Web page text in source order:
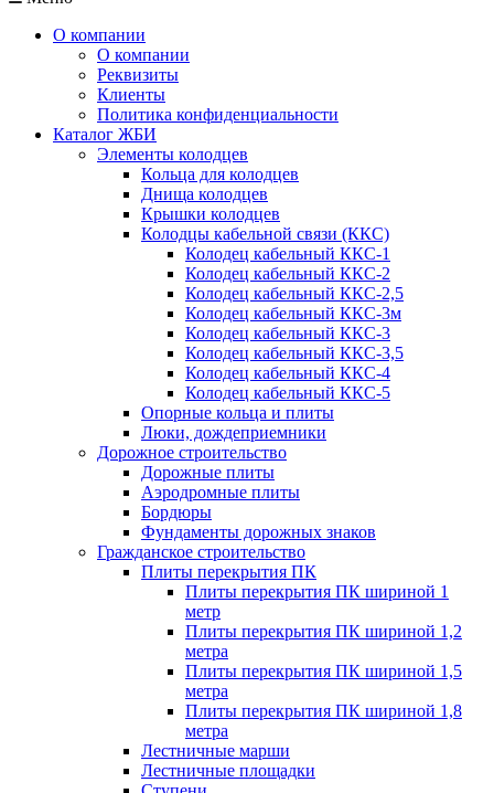
О компании
О компании
Реквизиты
Клиенты
Политика конфиденциальности
Каталог ЖБИ
Элементы колодцев
Кольца для колодцев
Днища колодцев
Крышки колодцев
Колодцы кабельной связи (ККС)
Колодец кабельный ККС-1
Колодец кабельный ККС-2
Колодец кабельный ККС-2,5
Колодец кабельный ККС-3м
Колодец кабельный ККС-3
Колодец кабельный ККС-3,5
Колодец кабельный ККС-4
Колодец кабельный ККС-5
Опорные кольца и плиты
Люки, дождеприемники
Дорожное строительство
Дорожные плиты
Аэродромные плиты
Бордюры
Фундаменты дорожных знаков
Гражданское строительство
Плиты перекрытия ПК
Плиты перекрытия ПК шириной 1
метр
Плиты перекрытия ПК шириной 1,2
метра
Плиты перекрытия ПК шириной 1,5
метра
Плиты перекрытия ПК шириной 1,8
метра
Лестничные марши
Лестничные площадки